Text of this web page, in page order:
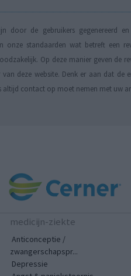
door de gebruikers gegenereerd
standaarden wat betreft een
Op deze manier geven de
deze website. Denk er aan dat
contact op moet nemen met uw
medicijn-ziekte
Anticonceptie /
zwangerschapspr...
Depressie